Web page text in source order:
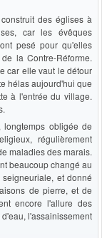
des églises à
car les évêques
pesé pour qu'elles
la Contre-Réforme.
car elle vaut le détour
hélas aujourd'hui que
à l'entrée du village.
longtemps obligée de
régulièrement
maladies des marais.
beaucoup changé au
et donné
de pierre, et de
encore l'allure des
l'assainissement